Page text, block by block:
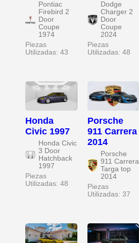
Pontiac
Firebird 2
Door
Coupe
1974
Piezas
Utilizadas: 43
Dodge
Charger 2
Door
Coupe
2024
Piezas
Utilizadas: 48
Honda
Civic 1997
Honda Civic
3 Door
Hatchback
1997
Piezas
Utilizadas: 48
Porsche
911 Carrera
2014
Porsche
911 Carrera
Targa top
2014
Piezas
Utilizadas: 37